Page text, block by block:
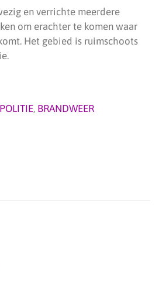
en verrichte meerdere
om erachter te komen waar
Het gebied is ruimschoots
POLITIE, BRANDWEER